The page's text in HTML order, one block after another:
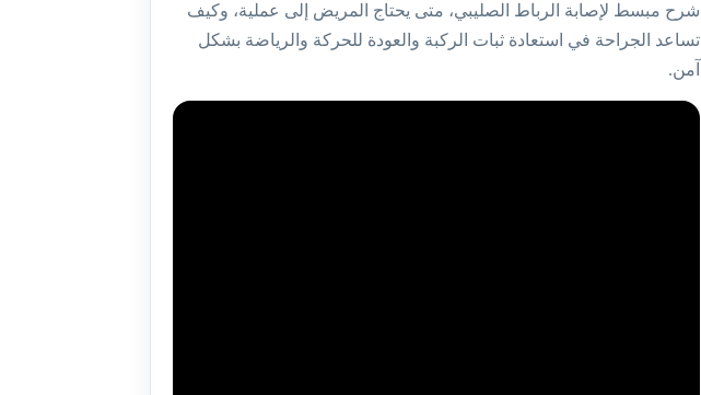
شرح مبسط لإصابة الرباط الصليبي، متى يحتاج المريض إلى عملية، وكيف
تساعد الجراحة في استعادة ثبات الركبة والعودة للحركة والرياضة بشكل
آمن.